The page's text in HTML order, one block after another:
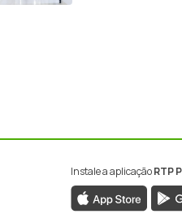
Instale a aplicaçãoRTP